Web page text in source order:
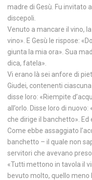
madre di Gesù. Fu invitato
discepoli.
Venuto a mancare il vino,
vino». E Gesù le rispose:
giunta la mia ora». Sua
dica, fatela».
Vi erano là sei anfore di
Giudei, contenenti
disse loro: «Riempite
all’orlo. Disse loro di
che dirige il banchetto». Ed
Come ebbe assaggiato
banchetto – il quale non
servitori che avevano
«Tutti mettono in tavola il
bevuto molto, quello meno